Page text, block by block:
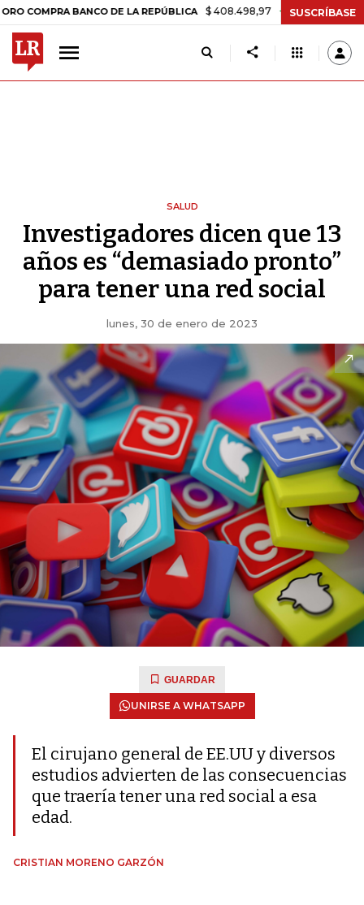
BANCO DE LA REPÚBLICA $ 408.498,97 +$ 8.753,81 +2,19%
SUSCRÍBASE
SALUD
Investigadores dicen que 13
años es “demasiado pronto”
para tener una red social
lunes, 30 de enero de 2023
GUARDAR
UNIRSE A WHATSAPP
El cirujano general de EE.UU y diversos
estudios advierten de las consecuencias
que traería tener una red social a esa
edad.
CRISTIAN MORENO GARZÓN